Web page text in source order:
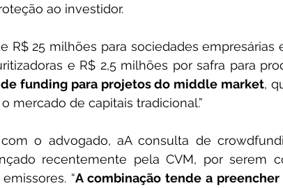
ao investidor.
R$ 25 milhões para sociedades empresárias
e R$ 2,5 milhões por safra para
funding para projetos do middle market,
mercado de capitais tradicional.”
o advogado, aA consulta de
recentemente pela CVM, por serem
“A combinação tende a